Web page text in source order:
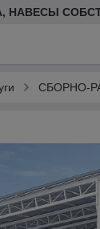
НАВЕСЫ
СБОРНО-